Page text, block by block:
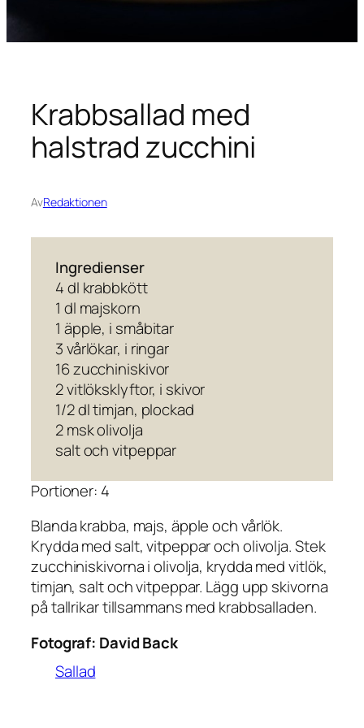
Krabbsallad med
halstrad zucchini
AvRedaktionen
Ingredienser
4 dl krabbkött
1 dl majskorn
1 äpple, i småbitar
3 vårlökar, i ringar
16 zucchiniskivor
2 vitlöksklyftor, i skivor
1/2 dl timjan, plockad
2 msk olivolja
salt och vitpeppar
Portioner: 4
Blanda krabba, majs, äpple och vårlök.
Krydda med salt, vitpeppar och olivolja. Stek
zucchiniskivorna i olivolja, krydda med vitlök,
timjan, salt och vitpeppar. Lägg upp skivorna
på tallrikar tillsammans med krabbsalladen.
Fotograf: David Back
Sallad